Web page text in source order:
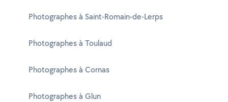
Photographes à Saint-Romain-de-Lerps
Photographes à Toulaud
Photographes à Cornas
Photographes à Glun